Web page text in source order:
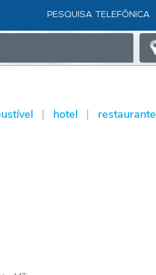
PESQUISA TELEFÔNICA
hotel restaurante